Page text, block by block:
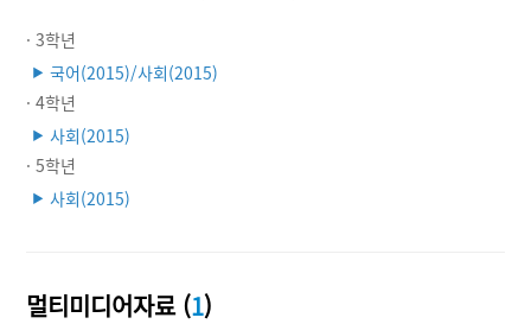
· 3학년
▶ 국어(2015)/사회(2015)
· 4학년
▶ 사회(2015)
· 5학년
▶ 사회(2015)
멀티미디어자료 (1)